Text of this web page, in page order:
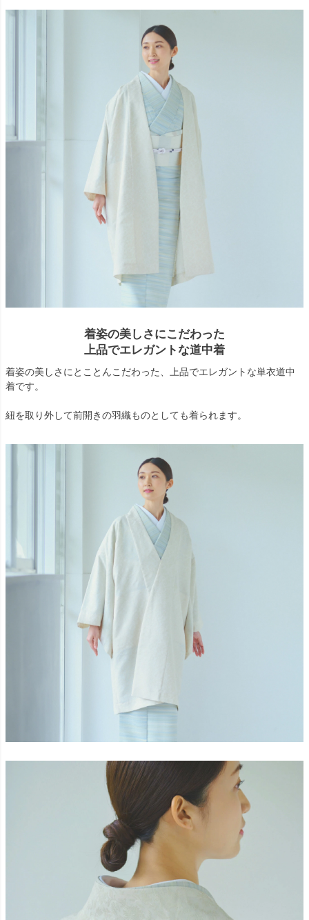
着姿の美しさにこだわった
上品でエレガントな道中着
着姿の美しさにとことんこだわった、上品でエレガントな単衣道中
着です。
紐を取り外して前開きの羽織ものとしても着られます。